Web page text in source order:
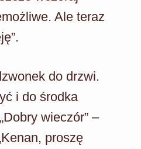
Ale teraz
do drzwi.
i do środka
wieczór” –
proszę